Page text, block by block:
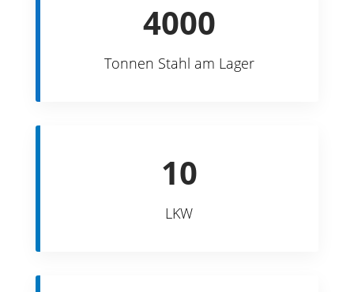
4000
Tonnen Stahl am Lager
10
LKW